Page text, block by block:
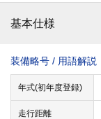
基本仕様
装備略号 / 用語解説
年式(初年度登録)
走行距離